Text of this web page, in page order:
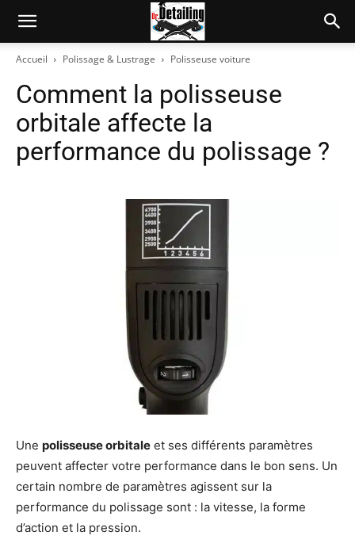
Accueil Polissage & Lustrage Polisseuse voiture
Comment la polisseuse
orbitale affecte la
performance du polissage ?
Une polisseuse orbitale et ses différents paramètres
peuvent affecter votre performance dans le bon sens. Un
certain nombre de paramètres agissent sur la
performance du polissage sont : la vitesse, la forme
d’action et la pression.